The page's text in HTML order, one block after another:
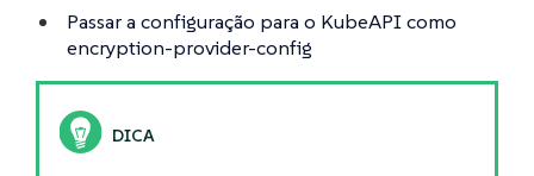
Passar a configuração para o KubeAPI como
encryption-provider-config